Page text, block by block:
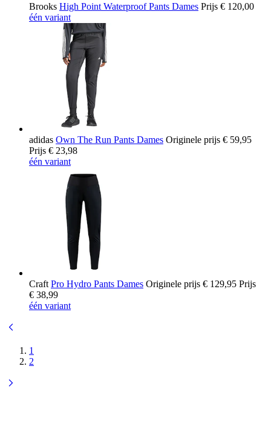
Brooks High Point Waterproof Pants Dames Prijs € 120,00
één variant
adidas Own The Run Pants Dames Originele prijs € 59,95
Prijs € 23,98
één variant
Craft Pro Hydro Pants Dames Originele prijs € 129,95 Prijs
€ 38,99
één variant
1
2